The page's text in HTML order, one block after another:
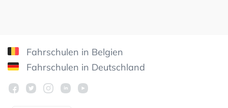
Fahrschulen in Belgien
Fahrschulen in Deutschland